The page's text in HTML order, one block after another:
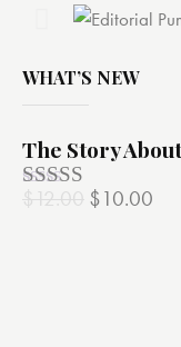
WHAT’S NEW
The Story
Valorado
$12.00 $10.00